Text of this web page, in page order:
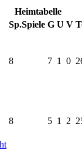
Heimtabelle
Sp.Spiele G U V
8 7 1 0
8 5 1 2